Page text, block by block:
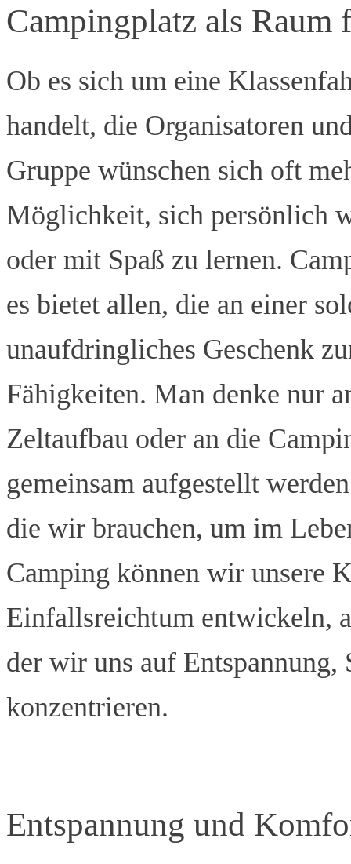
Campingplatz als
Ob es sich um eine
handelt, die Organisatoren
Gruppe wünschen sich oft
Möglichkeit, sich persönlich
oder mit Spaß zu lernen.
es bietet allen, die an einer
unaufdringliches Geschenk
Fähigkeiten. Man denke nur
Zeltaufbau oder an die
gemeinsam aufgestellt
die wir brauchen, um im
Camping können wir unsere
Einfallsreichtum entwickeln,
der wir uns auf
konzentrieren.
Entspannung und